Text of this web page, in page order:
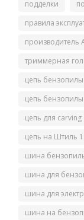
подделки
правила
производитель
триммерная
цепь бензопилы
цепь
цепь для carving
цепь на Штиль
шина
шина для
шина для
шина на